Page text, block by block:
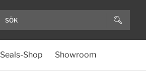
Seals-Shop Showroom